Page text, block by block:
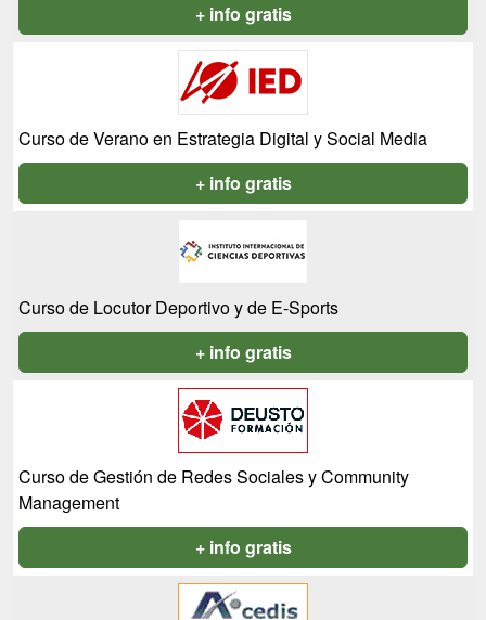
+ info gratis
Curso de Verano en Estrategia Digital y Social Media
+ info gratis
Curso de Locutor Deportivo y de E-Sports
+ info gratis
Curso de Gestión de Redes Sociales y Community
Management
+ info gratis